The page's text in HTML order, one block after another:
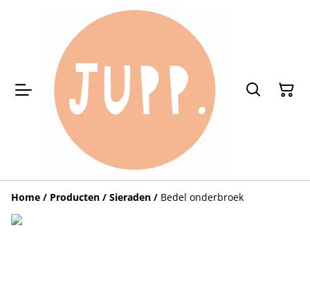
Home / Producten / Sieraden / Bedel onderbroek